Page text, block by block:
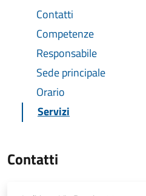
Contatti
Competenze
Responsabile
Sede principale
Orario
Servizi
Contatti